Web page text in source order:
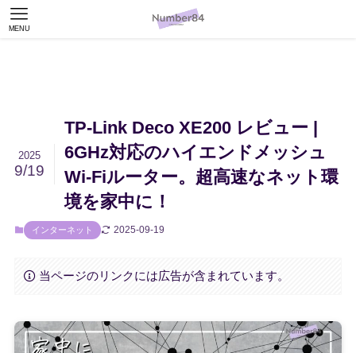
MENU
TP-Link Deco XE200 レビュー |
6GHz対応のハイエンドメッシュ
Wi-Fiルーター。超高速なネット環
境を家中に！
2025
9/19
インターネット 2025-09-19
当ページのリンクには広告が含まれています。